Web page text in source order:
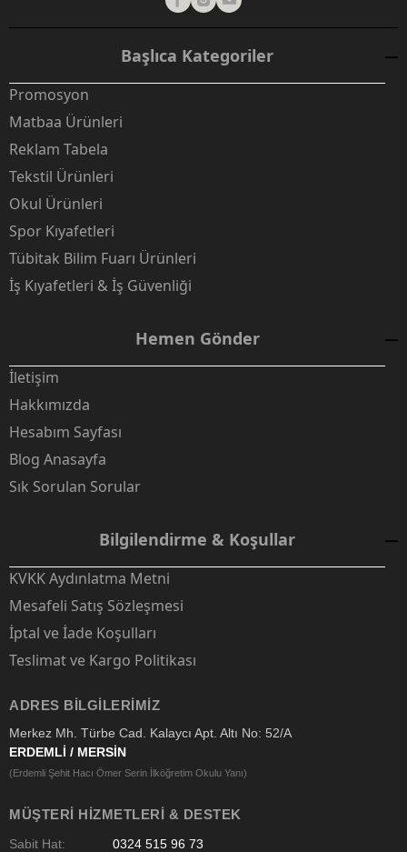
Başlıca Kategoriler
Promosyon
Matbaa Ürünleri
Reklam Tabela
Tekstil Ürünleri
Okul Ürünleri
Spor Kıyafetleri
Tübitak Bilim Fuarı Ürünleri
İş Kıyafetleri & İş Güvenliği
Hemen Gönder
İletişim
Hakkımızda
Hesabım Sayfası
Blog Anasayfa
Sık Sorulan Sorular
Bilgilendirme & Koşullar
KVKK Aydınlatma Metni
Mesafeli Satış Sözleşmesi
İptal ve İade Koşulları
Teslimat ve Kargo Politikası
ADRES BILGILERIMIZ
Merkez Mh. Türbe Cad. Kalaycı Apt. Altı No: 52/A
ERDEMLİ / MERSİN
(Erdemli Şehit Hacı Ömer Serin İlköğretim Okulu Yanı)
MÜŞTERI HIZMETLERI & DESTEK
Sabit Hat: 0324 515 96 73